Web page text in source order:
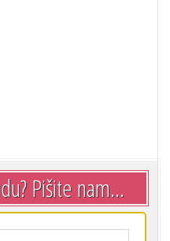
Pišite nam...